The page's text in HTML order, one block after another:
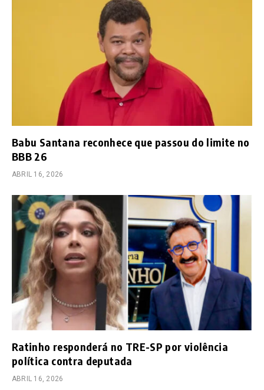
Babu Santana reconhece que passou do limite no
BBB 26
ABRIL 16, 2026
Ratinho responderá no TRE-SP por violência
política contra deputada
ABRIL 16, 2026